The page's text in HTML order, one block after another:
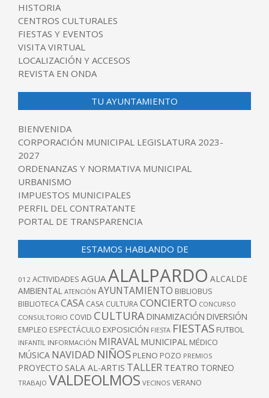
HISTORIA
CENTROS CULTURALES
FIESTAS Y EVENTOS
VISITA VIRTUAL
LOCALIZACIÓN Y ACCESOS
REVISTA EN ONDA
TU AYUNTAMIENTO
BIENVENIDA
CORPORACIÓN MUNICIPAL LEGISLATURA 2023-
2027
ORDENANZAS Y NORMATIVA MUNICIPAL
URBANISMO
IMPUESTOS MUNICIPALES
PERFIL DEL CONTRATANTE
PORTAL DE TRANSPARENCIA
ESTAMOS HABLANDO DE
012 ACTIVIDADES AGUA ALALPARDO ALCALDE
AMBIENTAL ATENCIÓN AYUNTAMIENTO BIBLIOBUS
BIBLIOTECACASA CASA CULTURACONCIERTO CONCURSO
CONSULTORIO COVID CULTURA DINAMIZACIÓN DIVERSIÓN
EMPLEO ESPECTÁCULO EXPOSICIÓN FIESTA FIESTAS FUTBOL
INFANTIL INFORMACIÓN MIRAVAL MUNICIPAL MÉDICO
MÚSICA NAVIDAD NIÑOS PLENO POZO PREMIOS
PROYECTO SALA AL-ARTIS TALLER TEATRO TORNEO
TRABAJO VALDEOLMOS VECINOS VERANO